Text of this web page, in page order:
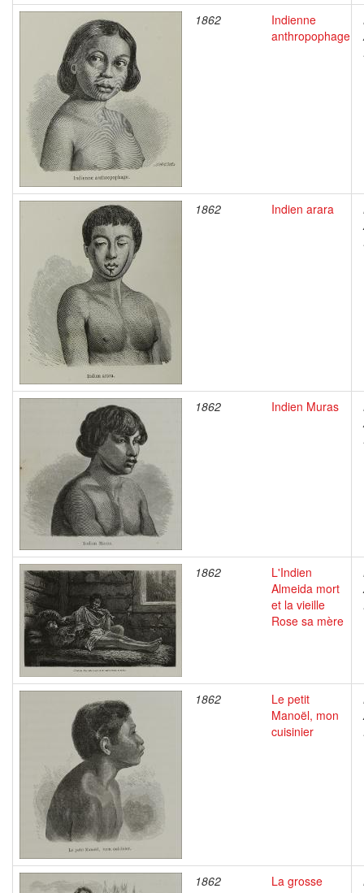
1862
Indienne
anthropophage
1862 Indien arara
1862 Indien Muras
1862
L'Indien
Almeida mort
et la vieille
Rose sa mère
1862
Le petit
Manoël, mon
cuisinier
1862
La grosse